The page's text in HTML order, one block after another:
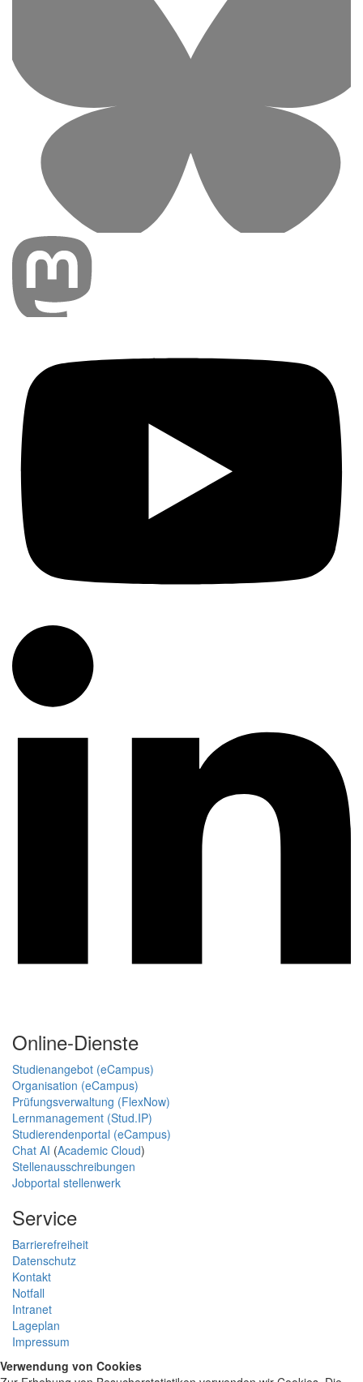
Online-Dienste
Studienangebot (eCampus)
Organisation (eCampus)
Prüfungsverwaltung (FlexNow)
Lernmanagement (Stud.IP)
Studierendenportal (eCampus)
Chat AI (Academic Cloud)
Stellenausschreibungen
Jobportal stellenwerk
Service
Barrierefreiheit
Datenschutz
Kontakt
Notfall
Intranet
Lageplan
Impressum
Verwendung von Cookies